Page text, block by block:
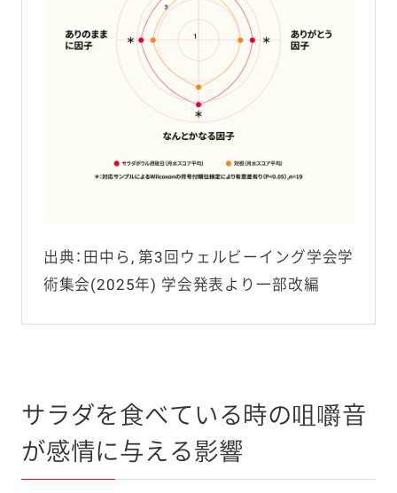
出典：田中ら, 第3回ウェルビーイング学会学
術集会(2025年) 学会発表より一部改編
サラダを食べている時の咀嚼音
が感情に与える影響